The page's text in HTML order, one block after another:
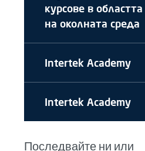
курсове в областта
на околната среда
Intertek Academy
Intertek Academy
Последвайте ни или